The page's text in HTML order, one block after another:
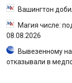
Вашингтон
Магия числе:
08.08.2026
Вывезенному
отказывали в